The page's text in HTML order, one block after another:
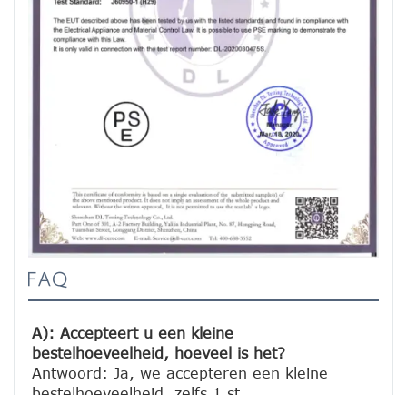
FAQ
A): Accepteert u een kleine
bestelhoeveelheid, hoeveel is het?
Antwoord: Ja, we accepteren een kleine